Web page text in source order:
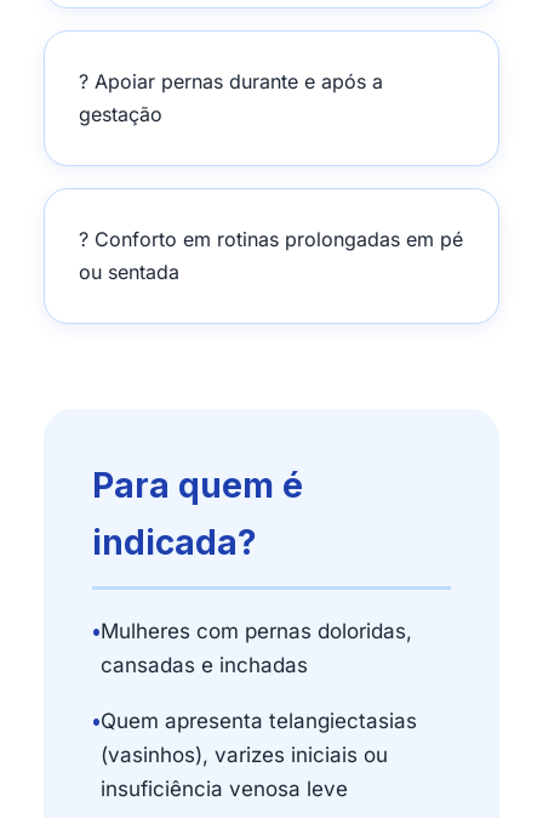
? Apoiar pernas durante e após a
gestação
? Conforto em rotinas prolongadas em pé
ou sentada
Para quem é
indicada?
•Mulheres com pernas doloridas,
cansadas e inchadas
•Quem apresenta telangiectasias
(vasinhos), varizes iniciais ou
insuficiência venosa leve